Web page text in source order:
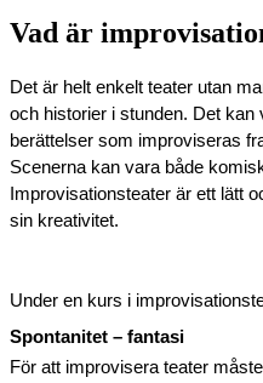
Vad är
Det är helt enkelt teater utan
och historier i stunden. Det
berättelser som improviseras
Scenerna kan vara både
Improvisationsteater är ett lätt
sin kreativitet.
Under en kurs i
Spontanitet – fantasi
För att improvisera teater